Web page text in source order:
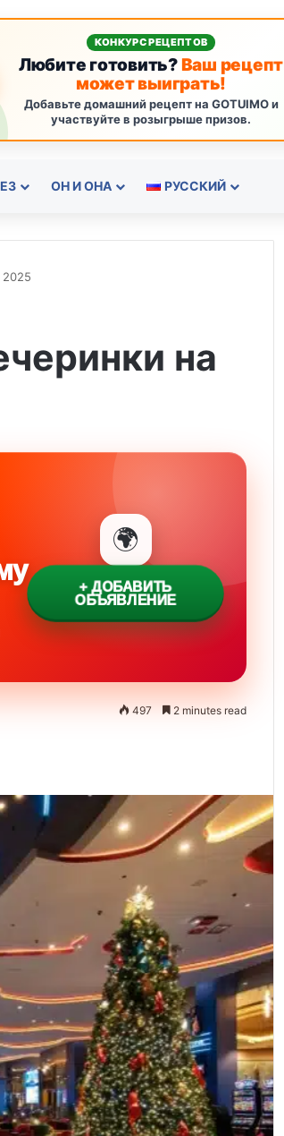
КОНКУРС РЕЦЕПТОВ
Любите готовить?Ваш рецепт
может выиграть!
Добавьте домашний рецепт на GOTUIMO и
участвуйте в розыгрыше призов.
ОН И ОНА РУССКИЙ
на
🌍
+ ДОБАВИТЬ
ОБЪЯВЛЕНИЕ
497 2 minutes read